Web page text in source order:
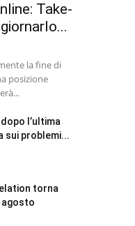
Take-
la fine di
posizione
l’ultima
sui problemi...
torna
agosto